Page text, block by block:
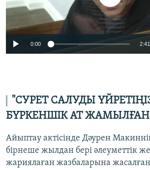
720p 1080p
0:00 2:41
"СУРЕТ САЛУДЫ
БҮРКЕНШІК АТ ЖАМЫЛҒАН
Айыптау актісінде Дәурен
бірнеше жылдан бері әлеуметтік
жариялаған жазбаларына жасалған